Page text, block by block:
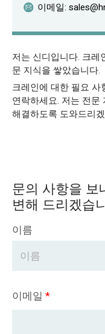
이메일:
저는 신디입니다. 크레
문 지식을 쌓았습니다.
크레인에 대한 필요
연락하세요. 저는 전문
해결하도록 도와드리
문의 사항을
변해 드리겠습
이름
이메일 *